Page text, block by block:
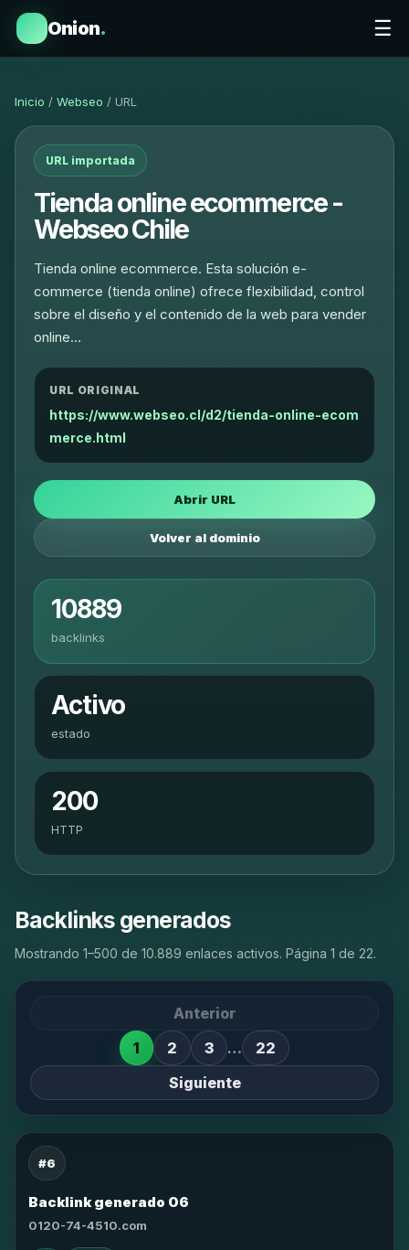
Onion. ☰
Inicio / Webseo / URL
URL importada
Tienda online ecommerce -
Webseo Chile
Tienda online ecommerce. Esta solución e-
commerce (tienda online) ofrece flexibilidad, control
sobre el diseño y el contenido de la web para vender
online…
URL ORIGINAL
https://www.webseo.cl/d2/tienda-online-ecom
merce.html
Abrir URL
Volver al dominio
10889
backlinks
Activo
estado
200
HTTP
Backlinks generados
Mostrando 1–500 de 10.889 enlaces activos. Página 1 de 22.
Anterior
1
2 3 …
22
Siguiente
#6
Backlink generado 06
0120-74-4510.com